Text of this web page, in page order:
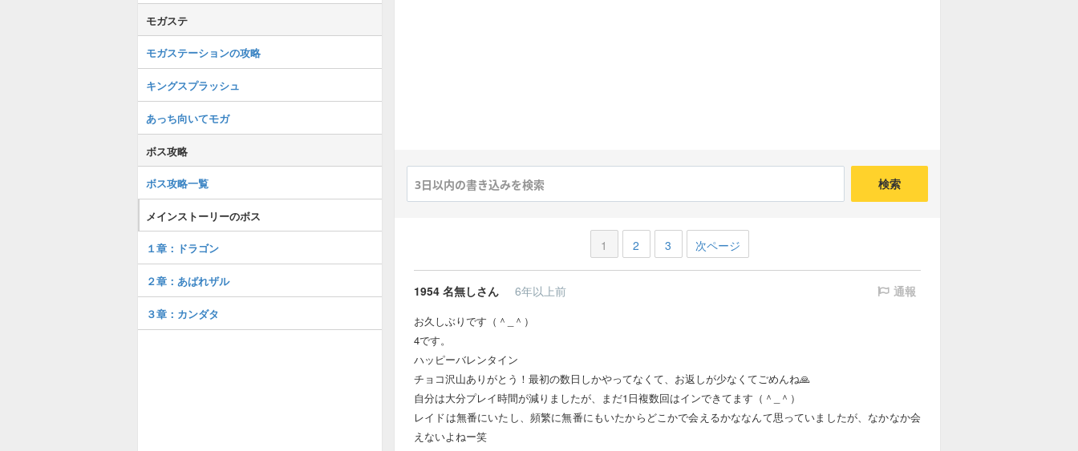
ニズゼルファ(大魔王級)
募集板
検索
1 2 3 次ページ
1954 名無しさん 6年以上前 通報
お久しぶりです（＾_＾）
4です。
ハッピーバレンタイン
チョコ沢山ありがとう！最初の数日しかやってなくて、お返しが少なくてごめんね🙏
自分は大分プレイ時間が減りましたが、まだ1日複数回はインできてます（＾_＾）
レイドは無番にいたし、頻繁に無番にもいたからどこかで会えるかななんて思っていましたが、なかなか会
えないよねー笑
モガステ
モガステーションの攻略
キングスプラッシュ
あっち向いてモガ
ボス攻略
ボス攻略一覧
メインストーリーのボス
１章：ドラゴン
２章：あばれザル
３章：カンダタ